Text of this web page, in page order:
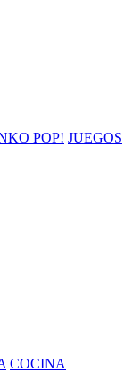
POP! JUEGOS
COCINA